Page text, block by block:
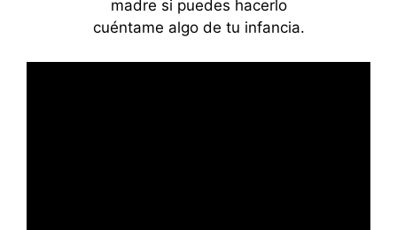
madre si puedes hacerlo
cuéntame algo de tu infancia.